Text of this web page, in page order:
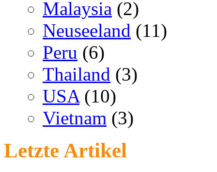
Malaysia (2)
Neuseeland (11)
Peru (6)
Thailand (3)
USA(10)
Vietnam (3)
Letzte Artikel